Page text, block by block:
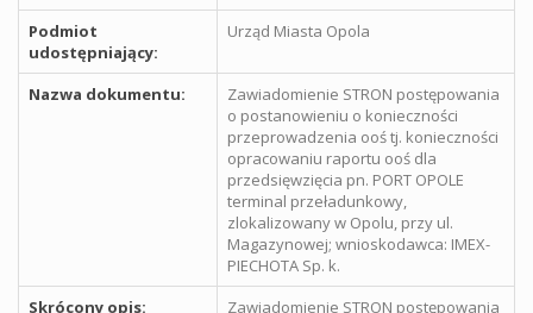
Podmiot
udostępniający:
Urząd Miasta Opola
Nazwa dokumentu:
Zawiadomienie STRON postępowania
o postanowieniu o konieczności
przeprowadzenia ooś tj. konieczności
opracowaniu raportu ooś dla
przedsięwzięcia pn. PORT OPOLE
terminal przeładunkowy,
zlokalizowany w Opolu, przy ul.
Magazynowej; wnioskodawca: IMEX-
PIECHOTA Sp. k.
Skrócony opis:
Zawiadomienie STRON postępowania